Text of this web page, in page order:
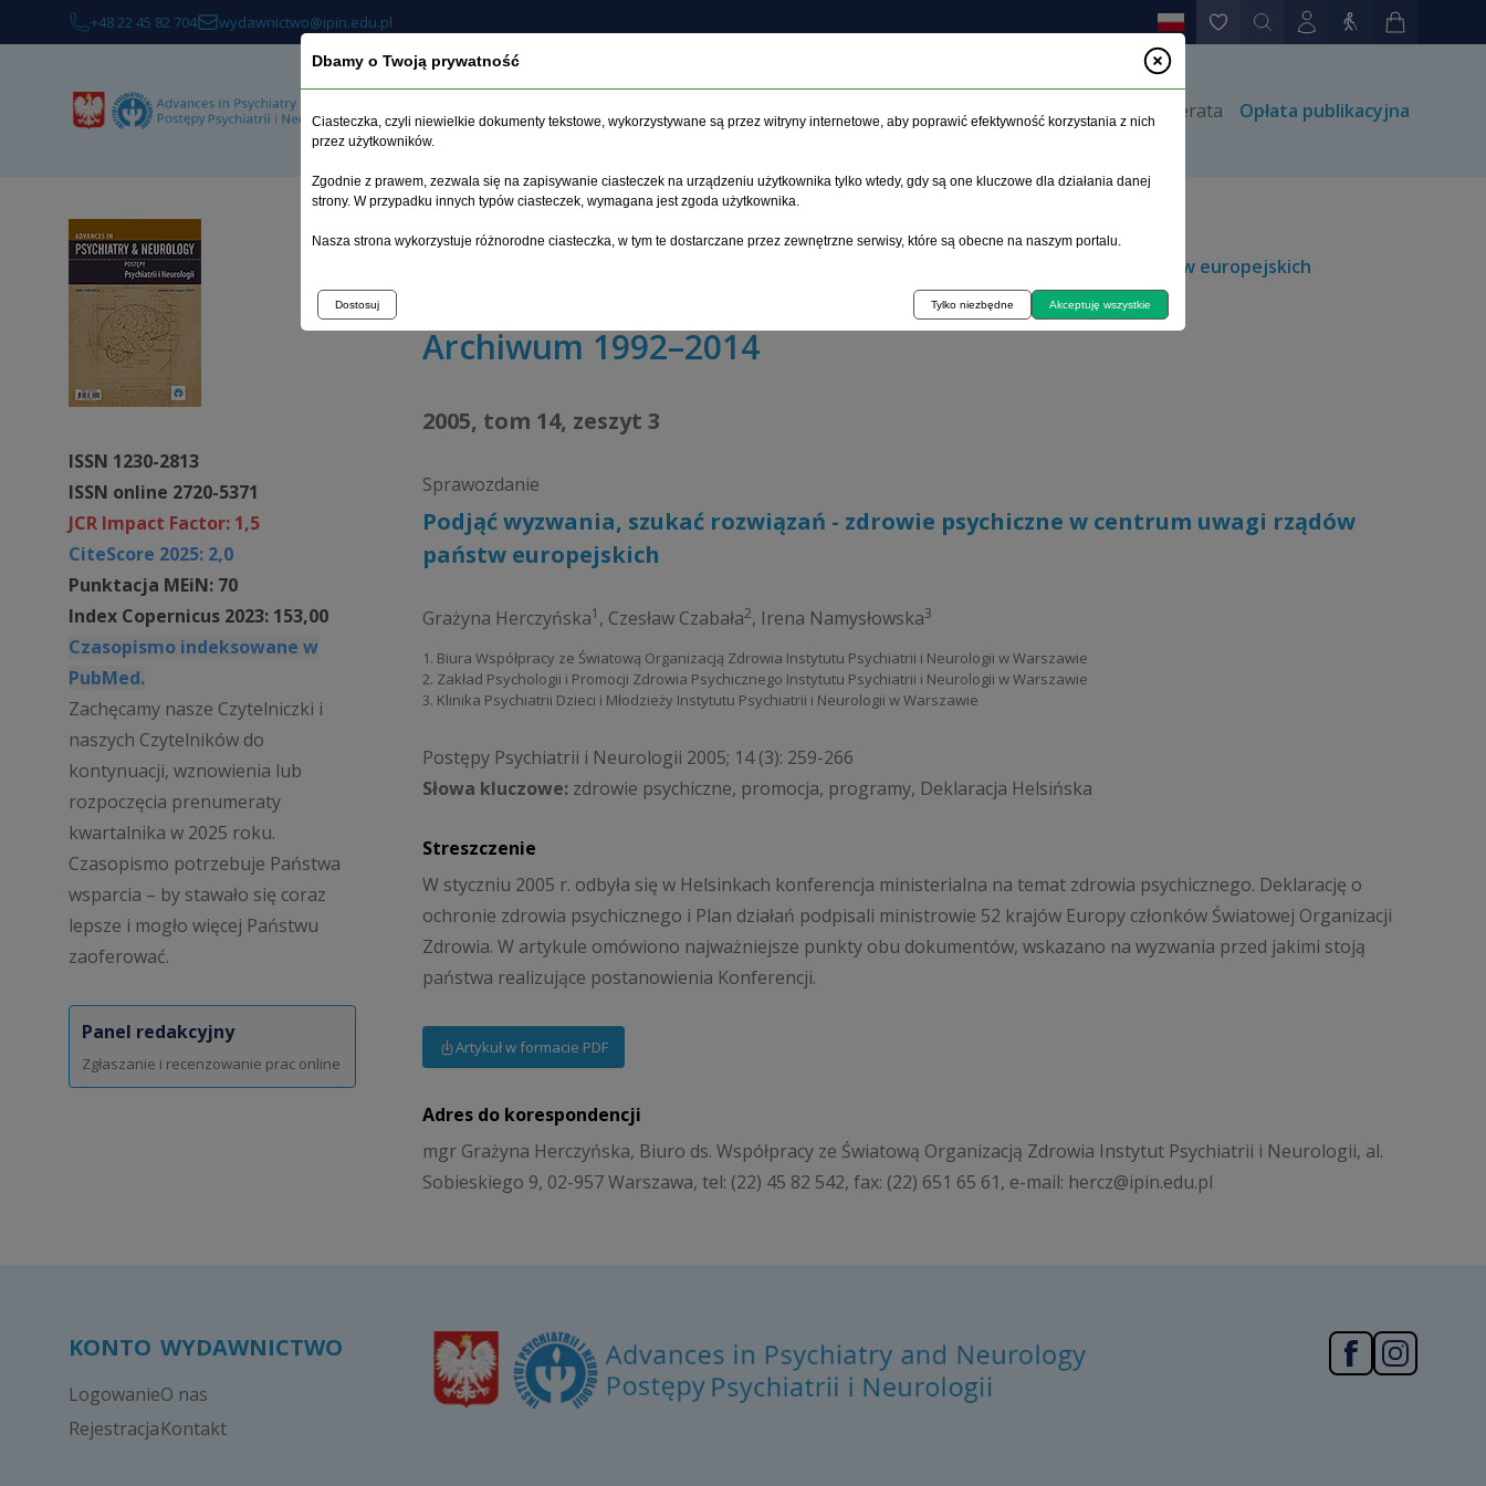
+48 22 45 82 704 wydawnictwo@ipin.edu.pl
O czasopiśmie Archiwum Etyka Instrukcja dla autorów Kontakt Prenumerata Opłata publikacyjna
ISSN 1230-2813
ISSN online 2720-5371
JCR Impact Factor: 1,5
CiteScore 2025: 2,0
Punktacja MEiN: 70
Index Copernicus 2023: 153,00
Czasopismo indeksowane w
PubMed.
Zachęcamy nasze Czytelniczki i
naszych Czytelników do
kontynuacji, wznowienia lub
rozpoczęcia prenumeraty
kwartalnika w 2025 roku.
Czasopismo potrzebuje Państwa
wsparcia – by stawało się coraz
lepsze i mogło więcej Państwu
zaoferować.
Panel redakcyjny
Zgłaszanie i recenzowanie prac online
Strona główna >Archiwum>zeszyt 3>
Podjąć wyzwania, szukać rozwiązań - zdrowie psychiczne w centrum uwagi rządów państw europejskich
Archiwum 1992–2014
2005, tom 14, zeszyt 3
Sprawozdanie
Podjąć wyzwania, szukać rozwiązań - zdrowie psychiczne w centrum uwagi rządów
państw europejskich
Grażyna Herczyńska1 , Czesław Czabała2, Irena Namysłowska3
1. Biura Współpracy ze Światową Organizacją Zdrowia Instytutu Psychiatrii i Neurologii w Warszawie
2. Zakład Psychologii i Promocji Zdrowia Psychicznego Instytutu Psychiatrii i Neurologii w Warszawie
3. Klinika Psychiatrii Dzieci i Młodzieży Instytutu Psychiatrii i Neurologii w Warszawie
Postępy Psychiatrii i Neurologii 2005; 14 (3): 259-266
Słowa kluczowe: zdrowie psychiczne, promocja, programy, Deklaracja Helsińska
Streszczenie
W styczniu 2005 r. odbyła się w Helsinkach konferencja ministerialna na temat zdrowia psychicznego. Deklarację o
ochronie zdrowia psychicznego i Plan działań podpisali ministrowie 52 krajów Europy członków Światowej Organizacji
Zdrowia. W artykule omówiono najważniejsze punkty obu dokumentów, wskazano na wyzwania przed jakimi stoją
państwa realizujące postanowienia Konferencji.
Artykuł w formacie PDF
Adres do korespondencji
mgr Grażyna Herczyńska, Biuro ds. Współpracy ze Światową Organizacją Zdrowia Instytut Psychiatrii i Neurologii, al.
Sobieskiego 9, 02-957 Warszawa, tel: (22) 45 82 542, fax: (22) 651 65 61, e-mail: hercz@ipin.edu.pl
KONTO
Logowanie
Rejestracja
WYDAWNICTWO
O nas
Kontakt
Dbamy o Twoją prywatność
Ciasteczka, czyli niewielkie dokumenty tekstowe, wykorzystywane są przez witryny internetowe, aby poprawić efektywność korzystania z nich
przez użytkowników.
Zgodnie z prawem, zezwala się na zapisywanie ciasteczek na urządzeniu użytkownika tylko wtedy, gdy są one kluczowe dla działania danej
strony. W przypadku innych typów ciasteczek, wymagana jest zgoda użytkownika.
Nasza strona wykorzystuje różnorodne ciasteczka, w tym te dostarczane przez zewnętrzne serwisy, które są obecne na naszym portalu.
Dostosuj Tylko niezbędne Akceptuję wszystkie